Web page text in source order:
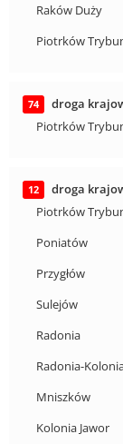
Raków Duży
Piotrków
74
droga
Piotrków
12
droga
Piotrków
Poniatów
Przygłów
Sulejów
Radonia
Radonia-
Mniszków
Kolonia Jawor